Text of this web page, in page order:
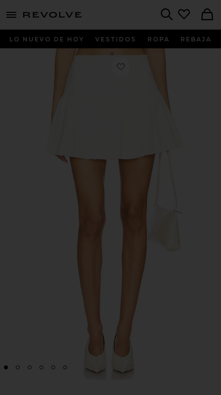
menu - shows more content
LO NUEVO DE HOY VESTIDOS ROPA REBAJA
Favorito FALDA JENIKA